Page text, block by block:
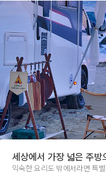
세상에서 가장 넓은 주방
익숙한 요리도 밖에서라면 특